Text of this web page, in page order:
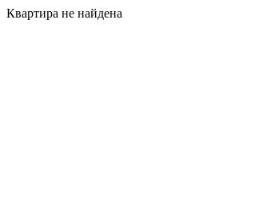
Квартира не найдена